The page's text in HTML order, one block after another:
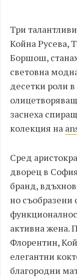
Три
Койна Русева,
Боршош,
световна
десетки роли
заснеха
колекция на
Сред
дворец в
бранд,
но съобразени
активна жена.
Флорентин,
елегантни
благородни